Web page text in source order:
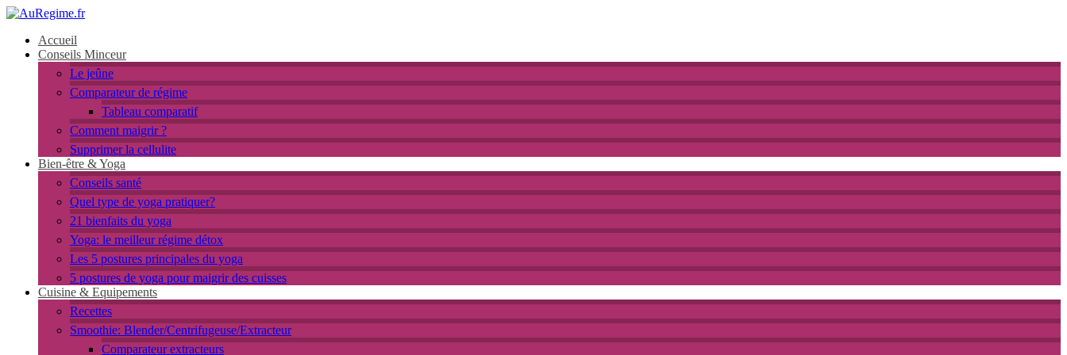
Accueil
Conseils Minceur
Le jeûne
Comparateur de régime
Tableau comparatif
Comment maigrir ?
Supprimer la cellulite
Bien-être & Yoga
Conseils santé
Quel type de yoga pratiquer?
21 bienfaits du yoga
Yoga: le meilleur régime détox
Les 5 postures principales du yoga
5 postures de yoga pour maigrir des cuisses
Cuisine & Equipements
Recettes
Smoothie: Blender/Centrifugeuse/Extracteur
Comparateur extracteurs